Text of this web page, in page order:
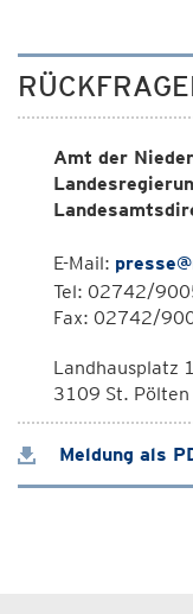
Amt der
E-Mail:
Tel: 02742/
Fax: 02742/
Landhausplatz 1
3109 St. Pölten
Meldung als